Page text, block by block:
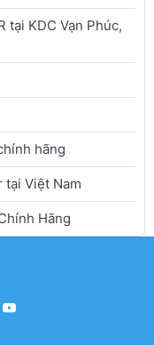
tại KDC Vạn Phúc,
hãng
tại Việt Nam
Hãng